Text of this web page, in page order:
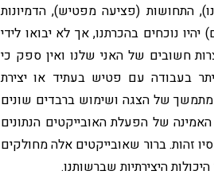
התחושות (פציעה מפטיש), הדמיונות
נוכחים בהכרתנו, אך לא יבואו לידי
חשובים של האני שלנו ואין ספק כי
יתר בעבודה עם פטיש בעתיד או יצירת
מתמשך של הצגה ושימוש ברבדים שונים
האמינה של הפעלת האובייקטים הנתונים
זהות. ברור שאובייקטים אלה מחולקים
היצירתיות שברשותנו.